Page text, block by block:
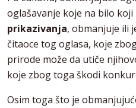
oglašavanje koje na bilo koji
prikazivanja, obmanjuje ili
čitaoce tog oglasa, koje
prirode može da utiče
koje zbog toga škodi
Osim toga što je